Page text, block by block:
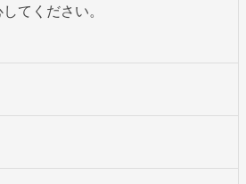
てください。